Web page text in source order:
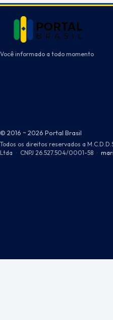
Você informado a todo momento
© 2016 ~ 2026 Portal Brasil
Todos os direitos reservados a
Ltda · CNPJ 26.527.504/0001-58 ·